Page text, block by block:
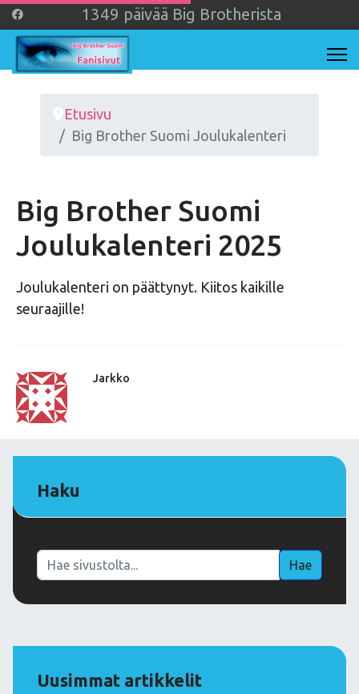
1 349 päivää Big Brotherista
Etusivu
Big Brother Suomi Joulukalenteri
Big Brother Suomi
Joulukalenteri 2025
Joulukalenteri on päättynyt. Kiitos kaikille
seuraajille!
Jarkko
Haku
Haku Hae
Uusimmat artikkelit